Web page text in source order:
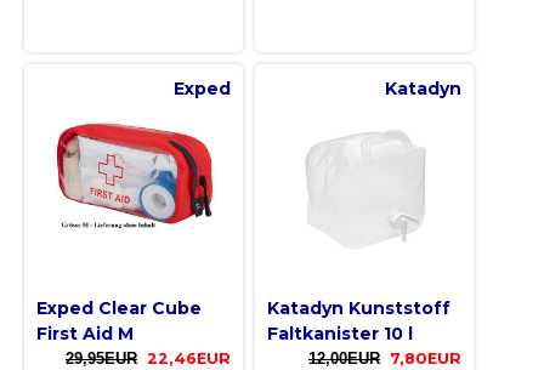
Exped
Exped Clear Cube
First Aid M
29,95EUR 22,46EUR
Katadyn
Katadyn Kunststoff
Faltkanister 10 l
12,00EUR 7,80EUR